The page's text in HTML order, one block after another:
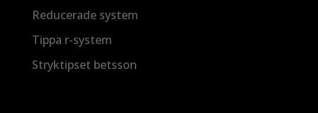
Reducerade system
Tippa r-system
Stryktipset betsson